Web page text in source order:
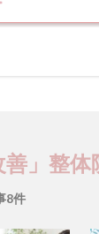
善」整
8件